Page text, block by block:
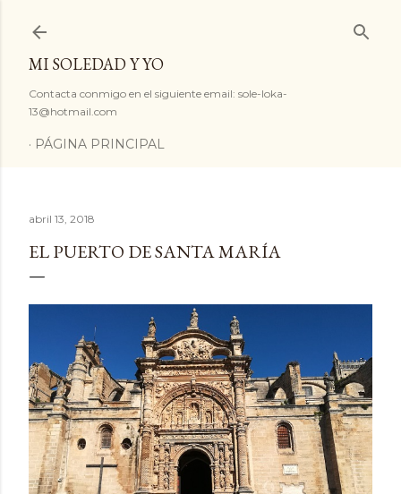
MI SOLEDAD Y YO
Contacta conmigo en el siguiente email: sole-loka-
13@hotmail.com
PÁGINA PRINCIPAL
abril 13, 2018
EL PUERTO DE SANTA MARÍA